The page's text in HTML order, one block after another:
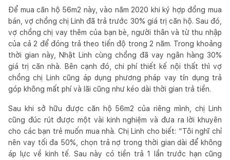
Để mua căn hộ 56m2 này, vào năm 2020 khi ký hợp đồng mua
bán, vợ chồng chị Linh đã trả trước 30% giá trị căn hộ. Sau đó,
vợ chồng chị vay thêm của bạn bè, người thân và từ thu nhập
của cả 2 để đóng trả theo tiến độ trong 2 năm. Trong khoảng
thời gian này, Nhật Linh cùng chồng đã vay ngân hàng 30%
giá trị căn nhà. Bên cạnh đó, chi phí thiết kế nội thất thì vợ
chồng chị Linh cũng áp dụng phương pháp vay tín dụng trả
góp không mất phí và lãi cũng như kéo dài thời gian trả tiền.
Sau khi sở hữu được căn hộ 56m2 của riêng mình, chị Linh
cũng đúc rút được một vài kinh nghiệm và đưa ra lời khuyên
cho các bạn trẻ muốn mua nhà. Chị Linh cho biết: “Tôi nghĩ chỉ
nên vay tối đa 50%, chọn trả nợ trong thời gian dài để không
áp lực về kinh tế. Sau này có tiền trả 1 lần trước hạn cũng